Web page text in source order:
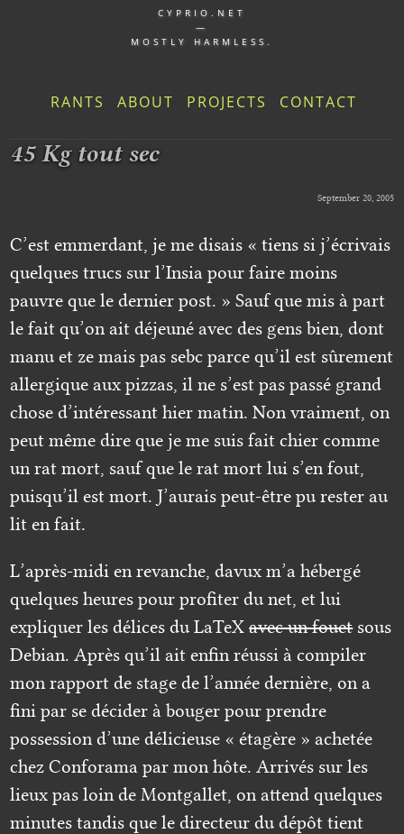
CYPRIO.NET
—
MOSTLY HARMLESS.
RANTS ABOUT PROJECTS CONTACT
45 Kg tout sec
September 20, 2005
C’est emmerdant, je me disais « tiens si j’écrivais
quelques trucs sur l’Insia pour faire moins
pauvre que le dernier post. » Sauf que mis à part
le fait qu’on ait déjeuné avec des gens bien, dont
manu et ze mais pas sebc parce qu’il est sûrement
allergique aux pizzas, il ne s’est pas passé grand
chose d’intéressant hier matin. Non vraiment, on
peut même dire que je me suis fait chier comme
un rat mort, sauf que le rat mort lui s’en fout,
puisqu’il est mort. J’aurais peut-être pu rester au
lit en fait.
L’après-midi en revanche, davux m’a hébergé
quelques heures pour profiter du net, et lui
expliquer les délices du LaTeXavec un fouetsous
Debian. Après qu’il ait enfin réussi à compiler
mon rapport de stage de l’année dernière, on a
fini par se décider à bouger pour prendre
possession d’une délicieuse « étagère » achetée
chez Conforama par mon hôte. Arrivés sur les
lieux pas loin de Montgallet, on attend quelques
minutes tandis que le directeur du dépôt tient